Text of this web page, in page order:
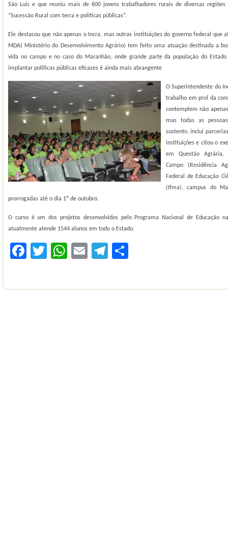
São Luís e que reuniu mais de 600 jovens trabalhadores rurais de diversas
“Sucessão Rural com terra e políticas públicas”.
Ele destacou que não apenas o Incra, mas outras instituições do governo federal que
MDA( Ministério do Desenvolvimento Agrário) tem feito uma atuação destinada a
vida no campo e no caso do Maranhão, onde grande parte da população do
implantar políticas públicas eficazes é ainda mais abrangente
O Superintendente do
trabalho em prol da
contemplem não
mas todas as
sustento, inclui
instituições e citou o
em Questão Agrária,
Campo (Residência
Federal de Educação
(Ifma), campus do
prorrogadas até o dia 1º de outubro.
O curso é um dos projetos desenvolvidos pelo Programa Nacional de Educação
atualmente atende 1544 alunos em todo o Estado.
Facebook
Twitter
WhatsApp
EmailTelegram